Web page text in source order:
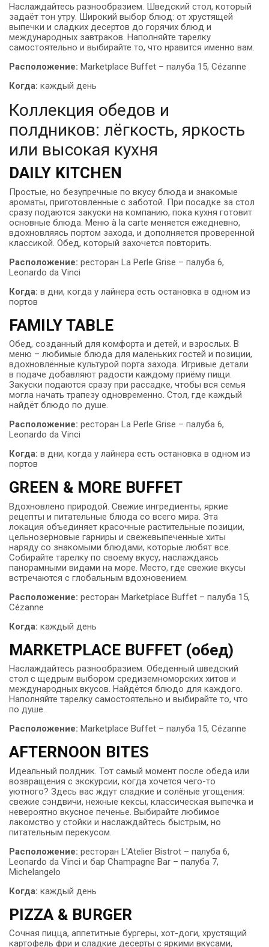
Наслаждайтесь разнообразием. Шведский стол, который
задаёт тон утру. Широкий выбор блюд: от хрустящей
выпечки и сладких десертов до горячих блюд и
международных завтраков. Наполняйте тарелку
самостоятельно и выбирайте то, что нравится именно вам.
Расположение: Marketplace Buffet – палуба 15, Cézanne
Когда: каждый день
Коллекция обедов и
полдников: лёгкость, яркость
или высокая кухня
DAILY KITCHEN
Простые, но безупречные по вкусу блюда и знакомые
ароматы, приготовленные с заботой. При посадке за стол
сразу подаются закуски на компанию, пока кухня готовит
основные блюда. Меню à la carte меняется ежедневно,
вдохновляясь портом захода, и дополняется проверенной
классикой. Обед, который захочется повторить.
Расположение: ресторан La Perle Grise – палуба 6,
Leonardo da Vinci
Когда: в дни, когда у лайнера есть остановка в одном из
портов
FAMILY TABLE
Обед, созданный для комфорта и детей, и взрослых. В
меню – любимые блюда для маленьких гостей и позиции,
вдохновлённые культурой порта захода. Игривые детали
в подаче добавляют радости каждому приёму пищи.
Закуски подаются сразу при рассадке, чтобы вся семья
могла начать трапезу одновременно. Стол, где каждый
найдёт блюдо по душе.
Расположение: ресторан La Perle Grise – палуба 6,
Leonardo da Vinci
Когда: в дни, когда у лайнера есть остановка в одном из
портов
GREEN & MORE BUFFET
Вдохновлено природой. Свежие ингредиенты, яркие
рецепты и питательные блюда со всего мира. Эта
локация объединяет красочные растительные позиции,
цельнозерновые гарниры и свежевыпеченные хиты
наряду со знакомыми блюдами, которые любят все.
Собирайте тарелку по своему вкусу, наслаждаясь
панорамными видами на море. Место, где свежие вкусы
встречаются с глобальным вдохновением.
Расположение: ресторан Marketplace Buffet – палуба 15,
Cézanne
Когда: каждый день
MARKETPLACE BUFFET (обед)
Наслаждайтесь разнообразием. Обеденный шведский
стол с щедрым выбором средиземноморских хитов и
международных вкусов. Найдётся блюдо для каждого.
Наполняйте тарелку самостоятельно и выбирайте то, что
по душе.
Расположение: Marketplace Buffet – палуба 15, Cézanne
AFTERNOON BITES
Идеальный полдник. Тот самый момент после обеда или
возвращения с экскурсии, когда хочется чего-то
уютного? Здесь вас ждут сладкие и солёные угощения:
свежие сэндвичи, нежные кексы, классическая выпечка и
невероятно вкусное печенье. Выбирайте любимое
лакомство у стойки и наслаждайтесь быстрым, но
питательным перекусом.
Расположение: ресторан L'Atelier Bistrot – палуба 6,
Leonardo da Vinci и бар Champagne Bar – палуба 7,
Michelangelo
Когда: каждый день
PIZZA & BURGER
Сочная пицца, аппетитные бургеры, хот-доги, хрустящий
картофель фри и сладкие десерты с яркими вкусами,